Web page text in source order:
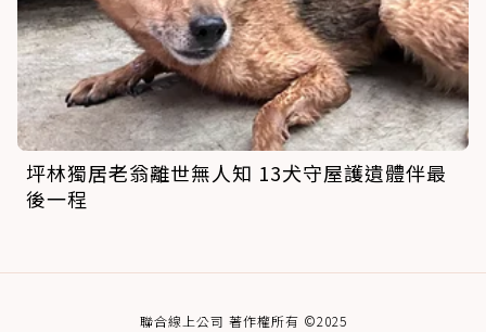
坪林獨居老翁離世無人知 13犬守屋護遺體伴最
後一程
聯合線上公司 著作權所有 ©2025